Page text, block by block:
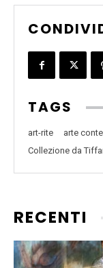
TAGS
art-rite arte
Collezione da
RECENTI